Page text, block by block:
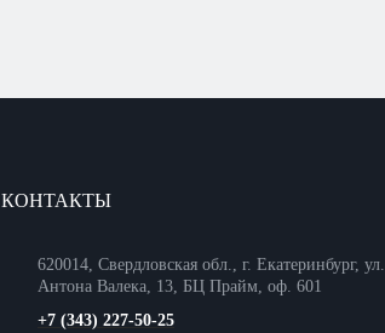
КОНТАКТЫ
620014, Свердловская обл., г. Екатеринбург, ул.
Антона Валека, 13, БЦ Прайм, оф. 601
+7 (343) 227-50-25